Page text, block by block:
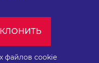
файлов cookie